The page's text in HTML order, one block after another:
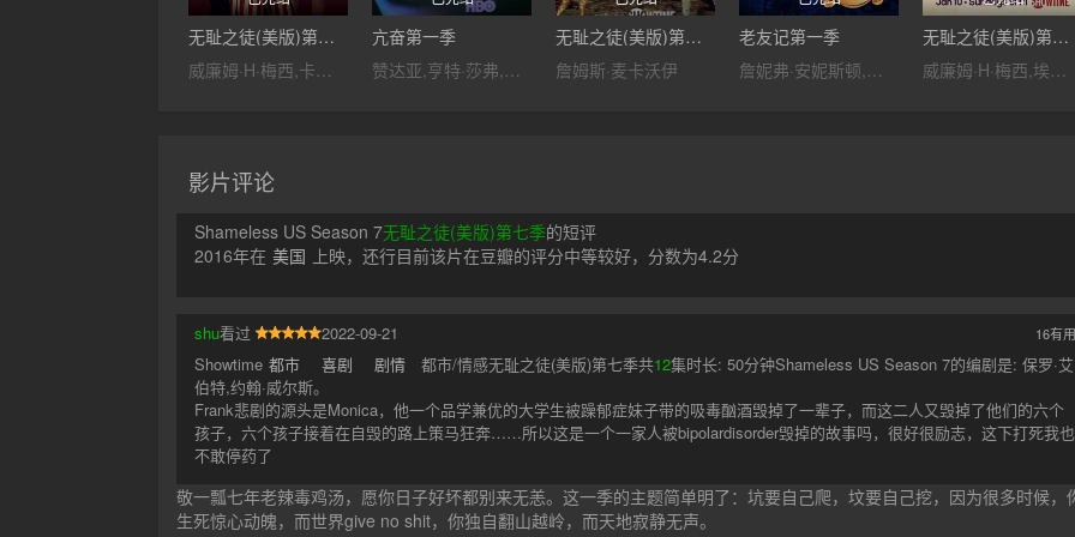
无耻之徒(美版)第一季
威廉姆·H·梅西,卡梅隆·莫纳汉,伊森·卡特科斯基,珊诺拉·汉普顿,杰瑞米·艾伦·怀特,史蒂夫·豪威,艾玛·肯尼,克里斯蒂安·艾赛亚,诺尔·费舍,凯特·迈纳
亢奋第一季
赞达亚,亨特·莎弗,雅各布·艾洛蒂,芭比·费雷拉,亚历克萨·德米,奥斯汀·艾布拉姆斯,阿尔吉·史密斯,茉德·阿帕图,西德妮·斯威尼,埃里克·迪恩,斯托姆·瑞德,安格斯·克劳德,妮卡·金,阿兰娜·乌巴赫,约翰·阿勒斯,基恩·约翰逊,卢卡斯·盖奇,崔斯坦·蒂蒙斯,布鲁斯·韦克斯勒,鲁本·达里奥,扎克·斯坦纳,泰勒·蒂蒙斯,麦肯纳·罗伯茨,诺兰·贝特曼,汉娜·诺德伯格,昆泰莎·斯文戴尔,珍妮特·桑,杰瑞
无耻之徒(美版)第二季
詹姆斯·麦卡沃伊
老友记第一季
詹妮弗·安妮斯顿,柯特妮·考克斯,丽莎·库卓,马特·勒布朗,马修·派瑞,大卫·休默,詹姆斯·迈克尔·泰勒
无耻之徒(美版)第六季
威廉姆·H·梅西,埃米·罗森,杰瑞米·艾伦·怀特,伊森·卡特科斯基,卡梅隆·莫纳汉,艾玛·肯尼,史蒂夫·豪威,珊诺拉·汉普顿,德蒙特·莫罗尼,艾米莉·贝吉尔,诺尔·费舍,迈克尔·帕特里克·麦克吉尔,艾玛·格林威尔,妮科尔·布鲁姆,史蒂夫·卡兹,泰勒·贾克布·摩尔,萨莎·亚历山大,阿兰·罗森伯格,卢卡·奥利尔,杰夫·皮埃尔,迈克尔·瑞利·伯克,雪琳·芬,威尔·萨索,伊西多拉·格瑞新特,布兰登·西姆斯
影片评论
Shameless US Season 7无耻之徒(美版)第七季的短评
2016年在 美国 上映，还行目前该片在豆瓣的评分中等较好，分数为4.2分
16有用
shu看过
2022-09-21
Showtime 都市 喜剧 剧情 都市/情感无耻之徒(美版)第七季共12集时长: 50分钟Shameless US Season 7的编剧是: 保罗·艾
伯特,约翰·威尔斯。
Frank悲剧的源头是Monica，他一个品学兼优的大学生被躁郁症妹子带的吸毒酗酒毁掉了一辈子，而这二人又毁掉了他们的六个
孩子，六个孩子接着在自毁的路上策马狂奔……所以这是一个一家人被bipolardisorder毁掉的故事吗，很好很励志，这下打死我也
不敢停药了
敬一瓢七年老辣毒鸡汤，愿你日子好坏都别来无恙。这一季的主题简单明了：坑要自己爬，坟要自己挖，因为很多时候，
生死惊心动魄，而世界give no shit，你独自翻山越岭，而天地寂静无声。